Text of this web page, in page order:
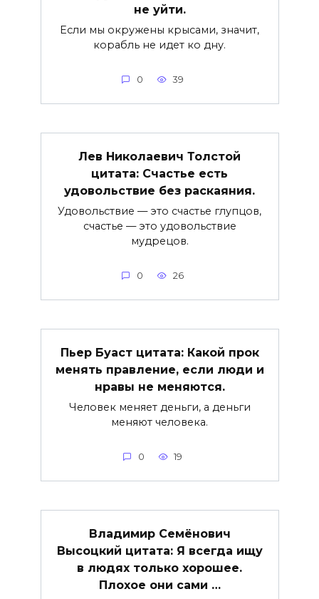
не уйти.
Если мы окружены крысами, значит,
корабль не идет ко дну.
0 39
Лев Николаевич Толстой
цитата: Счастье есть
удовольствие без раскаяния.
Удовольствие — это счастье глупцов,
счастье — это удовольствие
мудрецов.
0 26
Пьер Буаст цитата: Какой прок
менять правление, если люди и
нравы не меняются.
Человек меняет деньги, а деньги
меняют человека.
0 19
Владимир Семёнович
Высоцкий цитата: Я всегда ищу
в людях только хорошее.
Плохое они сами …